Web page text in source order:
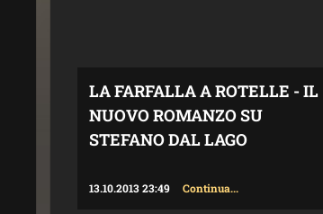
LA FARFALLA A ROTELLE - IL
NUOVO ROMANZO SU
STEFANO DAL LAGO
13.10.2013 23:49 Continua...